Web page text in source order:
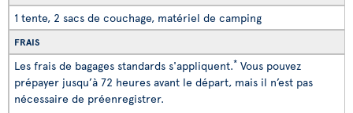
1 tente, 2 sacs de couchage, matériel de camping
FRAIS
Les frais de bagages standards s'appliquent.* Vous pouvez
prépayer jusqu’à 72 heures avant le départ, mais il n’est pas
nécessaire de préenregistrer.